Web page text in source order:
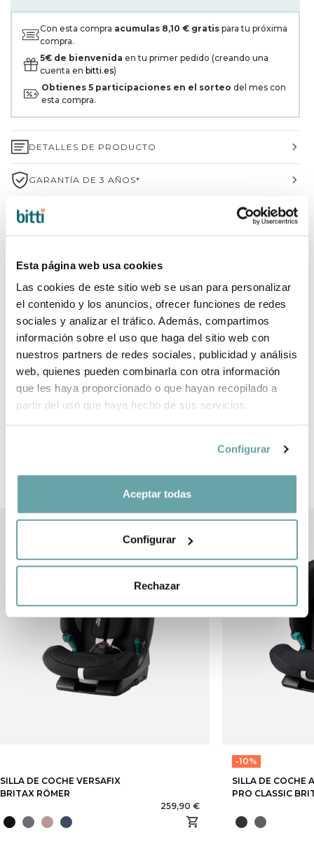
Esta página web usa cookies
Las cookies de este sitio web se usan para personalizar
el contenido y los anuncios, ofrecer funciones de redes
sociales y analizar el tráfico. Además, compartimos
información sobre el uso que haga del sitio web con
nuestros partners de redes sociales, publicidad y análisis
web, quienes pueden combinarla con otra información
que les haya proporcionado o que hayan recopilado a
partir del uso que haya hecho de sus servicios.
Configurar
Aceptar todas
Configurar
Rechazar
Con esta compra acumulas 8,10 € gratis para tu próxima
compra.
5€ de bienvenida en tu primer pedido (creando una
cuenta en bitti.es)
Obtienes 5 participaciones en el sorteo del mes con
esta compra.
DETALLES DE PRODUCTO
GARANTÍA DE 3 AÑOS*
ENVÍOS Y DEVOLUCIONES
COMPARTIR
OTROS CLIENTES TAMBIÉN VIERON
SILLA DE COCHE VERSAFIX
BRITAX RÖMER
259,90 €
-10%
SILLA DE COCHE
PRO CLASSIC